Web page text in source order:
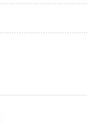
ドロップ破壊スキル
覚醒付与スキル